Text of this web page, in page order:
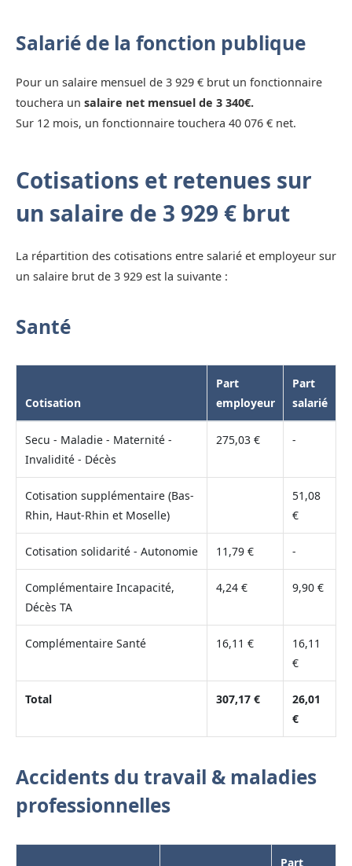
Salarié de la fonction publique
Pour un salaire mensuel de 3 929 € brut un fonctionnaire
touchera un salaire net mensuel de 3 340€.
Sur 12 mois, un fonctionnaire touchera 40 076 € net.
Cotisations et retenues sur
un salaire de 3 929 € brut
La répartition des cotisations entre salarié et employeur sur
un salaire brut de 3 929 est la suivante :
Santé
Cotisation
Part
employeur
Part
salarié
Secu - Maladie - Maternité -
Invalidité - Décès
275,03 € -
Cotisation supplémentaire (Bas-
Rhin, Haut-Rhin et Moselle)
51,08
€
Cotisation solidarité - Autonomie 11,79 € -
Complémentaire Incapacité,
Décès TA
4,24 € 9,90 €
Complémentaire Santé 16,11 €
16,11
€
Total 307,17 €
26,01
€
Accidents du travail & maladies
professionnelles
Part